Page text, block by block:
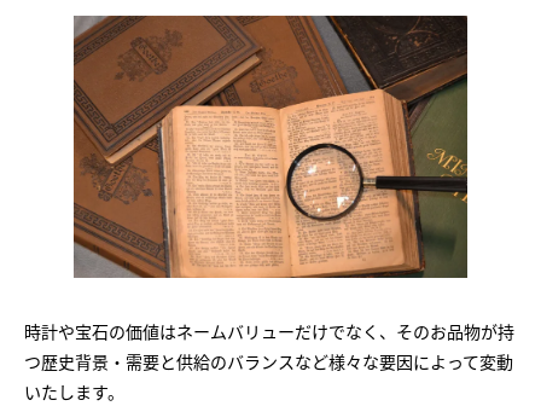
時計や宝石の価値はネームバリューだけでなく、そのお品物が持
つ歴史背景・需要と供給のバランスなど様々な要因によって変動
いたします。